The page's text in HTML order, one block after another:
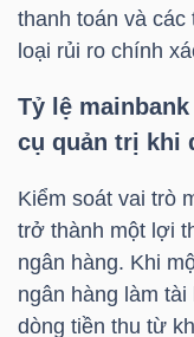
thanh toán và các
loại rủi ro chính
Tỷ lệ
cụ quản trị khi
Kiểm soát vai trò
trở thành một lợi
ngân hàng. Khi
ngân hàng làm
dòng tiền thu từ
THIẾT